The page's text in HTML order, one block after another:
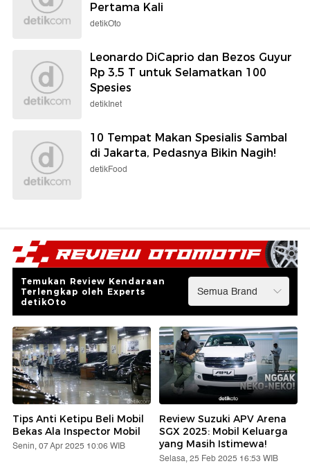
Pertama Kali
detikOto
Leonardo DiCaprio dan Bezos Guyur
Rp 3,5 T untuk Selamatkan 100
Spesies
detikInet
10 Tempat Makan Spesialis Sambal
di Jakarta, Pedasnya Bikin Nagih!
detikFood
Temukan Review Kendaraan
Terlengkap oleh Experts
detikOto
Tips Anti Ketipu Beli Mobil
Bekas Ala Inspector Mobil
Senin, 07 Apr 2025 10:06 WIB
Review Suzuki APV Arena
SGX 2025: Mobil Keluarga
yang Masih Istimewa!
Selasa, 25 Feb 2025 16:53 WIB